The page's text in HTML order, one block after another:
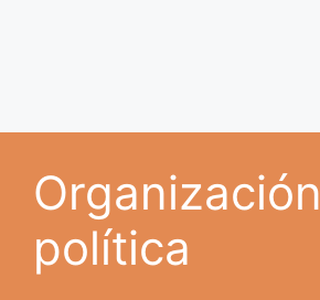
Organización
política